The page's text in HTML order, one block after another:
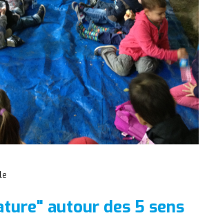
autour des 5 sens